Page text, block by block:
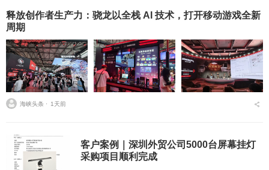
释放创作者生产力：骁龙以全栈 AI 技术，打开移动游戏全新
周期
海峡头条 ⋅ 1天前
客户案例｜深圳外贸公司5000台屏幕挂灯
采购项目顺利完成